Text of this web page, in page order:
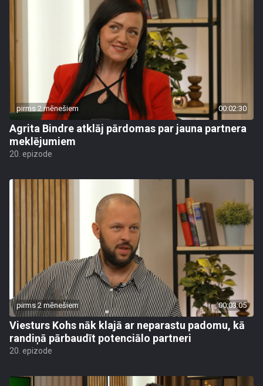
pirms 2 mēnešiem 00:02:30
Agrita Bindre atklāj pārdomas par jauna partnera
meklējumiem
20. epizode
pirms 2 mēnešiem 00:03:05
Viesturs Kohs nāk klajā ar neparastu padomu, kā
randiņā pārbaudīt potenciālo partneri
20. epizode